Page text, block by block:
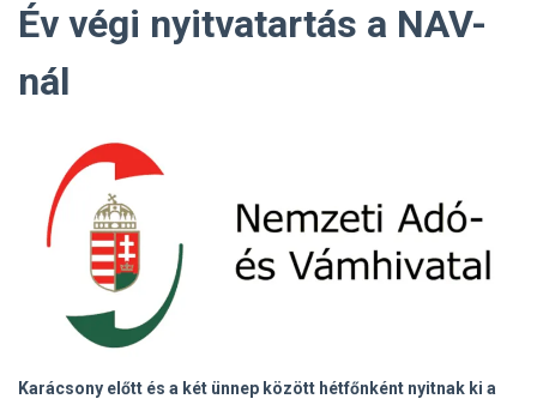
Év végi nyitvatartás a NAV-
nál
Karácsony előtt és a két ünnep között hétfőnként nyitnak ki a